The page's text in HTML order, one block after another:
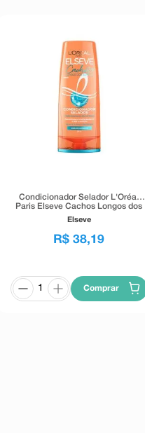
Condicionador Selador L'Oréal
Paris Elseve Cachos Longos dos
Sonhos 400ml
Elseve
R$ 38,19
Comprar